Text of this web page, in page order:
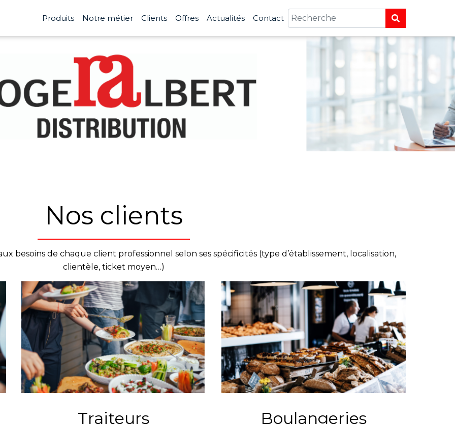
Produits Notre métier Clients Offres Actualités Contact
Nos clients
besoins de chaque client professionnel selon ses spécificités (type d’établissement, localisation,
clientèle, ticket moyen…)
Traiteurs Boulangeries